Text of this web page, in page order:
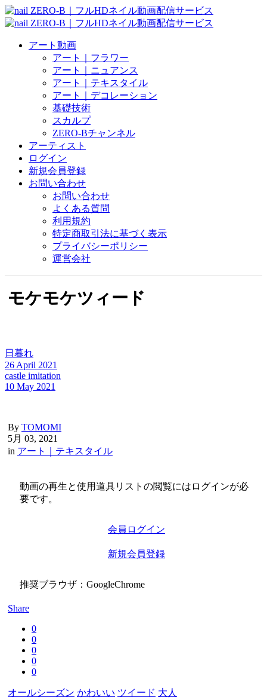
アート動画
アート｜フラワー
アート｜ニュアンス
アート｜テキスタイル
アート｜デコレーション
基礎技術
スカルプ
ZERO-Bチャンネル
アーティスト
ログイン
新規会員登録
お問い合わせ
お問い合わせ
よくある質問
利用規約
特定商取引法に基づく表示
プライバシーポリシー
運営会社
モケモケツィード
日暮れ
26 April 2021
castle imitation
10 May 2021
By TOMOMI
5月 03, 2021
in アート｜テキスタイル
動画の再生と使用道具リストの閲覧にはログインが必
要です。
会員ログイン
新規会員登録
推奨ブラウザ：GoogleChrome
Share
0
0
0
0
0
オールシーズン かわいい ツイード 大人